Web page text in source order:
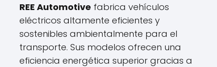
REE Automotive fabrica vehículos
eléctricos altamente eficientes y
sostenibles ambientalmente para el
transporte. Sus modelos ofrecen una
eficiencia energética superior gracias a